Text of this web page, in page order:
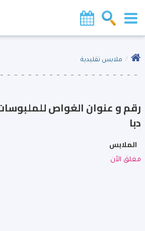
ملابس تقليدية
رقم و عنوان الغواص
دبا
الملابس
مغلق الأن